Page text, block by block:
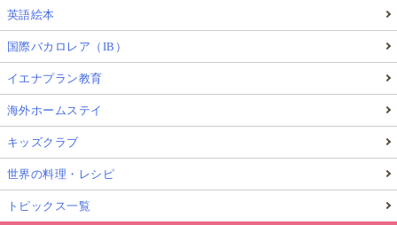
英語絵本
国際バカロレア（IB）
イエナプラン教育
海外ホームステイ
キッズクラブ
世界の料理・レシピ
トピックス一覧